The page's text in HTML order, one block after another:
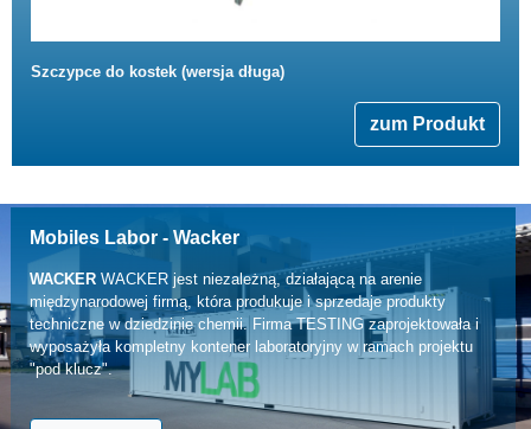
Szczypce do kostek (wersja długa)
zum Produkt
Mobiles Labor - Wacker
WACKERWACKER jest niezależną, działającą na arenie
międzynarodowej firmą, która produkuje i sprzedaje produkty
techniczne w dziedzinie chemii. Firma TESTING zaprojektowała i
wyposażyła kompletny kontener laboratoryjny w ramach projektu
"pod klucz".